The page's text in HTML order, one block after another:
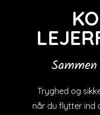
Tryghed og
når du flytter ind